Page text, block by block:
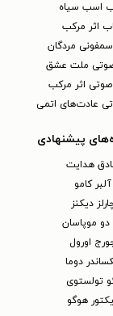
اسب سیاه
اثر مرکب
مردگان
ملت عشق
اثر مرکب
عادت‌های اتمی
پیشنهادی
هدایت
آلبر کامو
دیکنز
موپاسان
اورول
دوما
تولستوی
هوگو